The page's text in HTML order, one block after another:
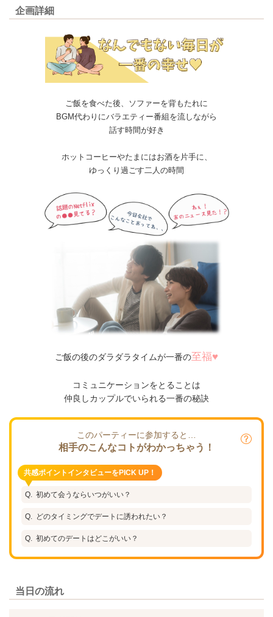
企画詳細
ご飯を食べた後、ソファーを背もたれに
BGM代わりにバラエティー番組を流しながら
話す時間が好き
ホットコーヒーやたまにはお酒を片手に、
ゆっくり過ごす二人の時間
ご飯の後のダラダラタイムが一番の至福♥
コミュニケーションをとることは
仲良しカップルでいられる一番の秘訣
このパーティーに参加すると…
相手のこんなコトがわかっちゃう！
共感ポイントインタビューをPICK UP！
初めて会うならいつがいい？
どのタイミングでデートに誘われたい？
初めてのデートはどこがいい？
当日の流れ